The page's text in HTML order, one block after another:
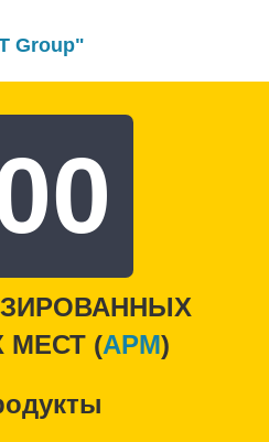
Group"
МЕСТ (APM)